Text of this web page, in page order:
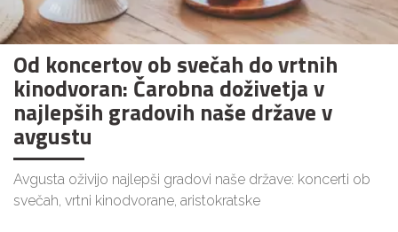
Od koncertov ob svečah do vrtnih
kinodvoran: Čarobna doživetja v
najlepših gradovih naše države v
avgustu
Avgusta oživijo najlepši gradovi naše države: koncerti ob
svečah, vrtni kinodvorane, aristokratske